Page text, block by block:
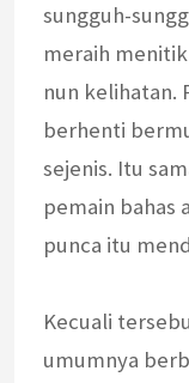
sungguh-
meraih
nun kelihatan.
berhenti
sejenis. Itu
pemain bahas
punca itu
Kecuali
umumnya